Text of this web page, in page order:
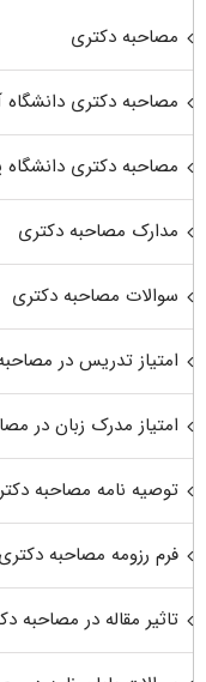
مصاحبه دکتری
مصاحبه دکتری دانشگاه
مصاحبه دکتری دانشگاه
مدارک مصاحبه دکتری
سوالات مصاحبه دکتری
امتیاز تدریس در
امتیاز مدرک زبان در
توصیه نامه مصاحبه
فرم رزومه مصاحبه دکتری
تاثیر مقاله در مصاحبه